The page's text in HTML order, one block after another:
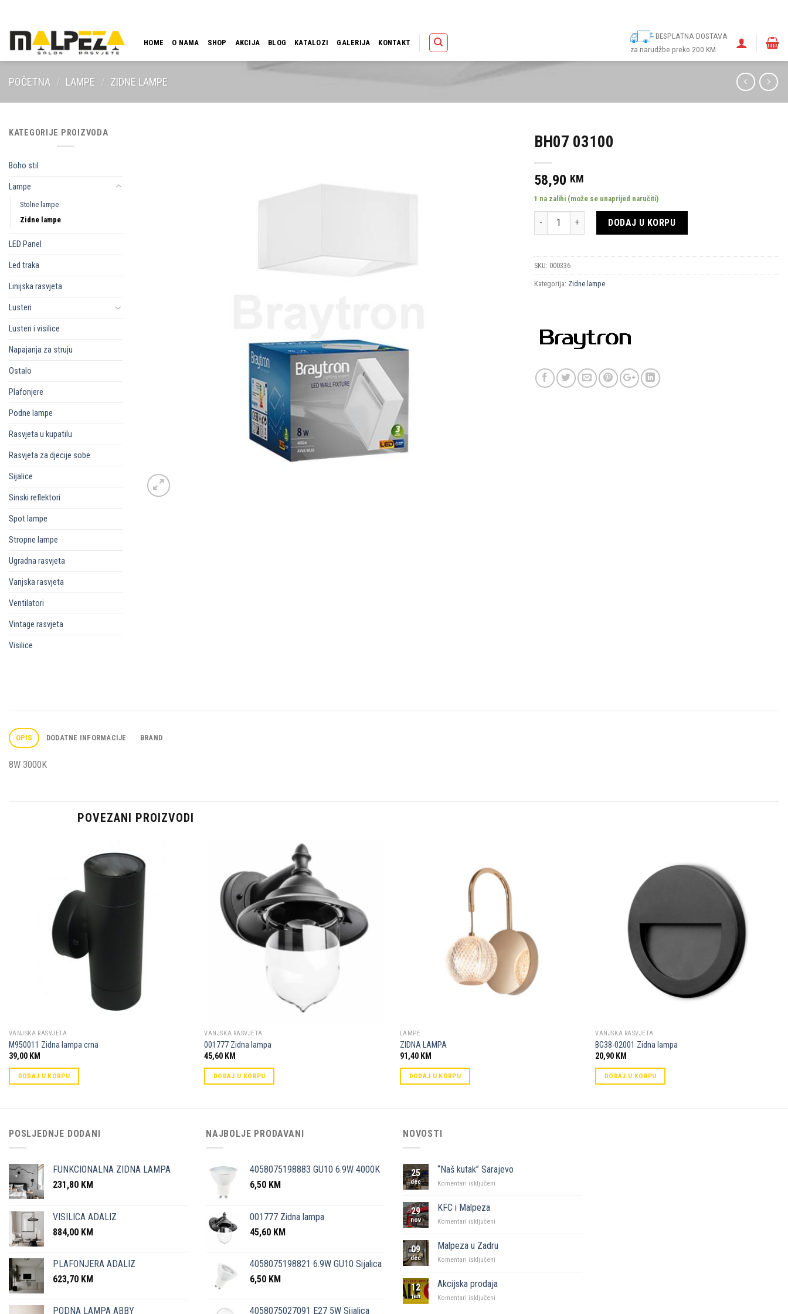
content
HOME O NAMA SHOP AKCIJA BLOG KATALOZI GALERIJA KONTAKT
BESPLATNA DOSTAVA
za narudžbe preko 200 KM
POČETNA / LAMPE / ZIDNE LAMPE
KATEGORIJE PROIZVODA
Boho stil
Lampe
Stolne lampe
Zidne lampe
LED Panel
Led traka
Linijska rasvjeta
Lusteri
Lusteri i visilice
Napajanja za struju
Ostalo
Plafonjere
Podne lampe
Rasvjeta u kupatilu
Rasvjeta za djecije sobe
Sijalice
Sinski reflektori
Spot lampe
Stropne lampe
Ugradna rasvjeta
Vanjska rasvjeta
Ventilatori
Vintage rasvjeta
Visilice
BH07 03100
58,90 KM
1 na zalihi (može se unaprijed naručiti)
Količina DODAJ U KORPU
SKU: 000336
Kategorija: Zidne lampe
OPIS DODATNE INFORMACIJE BRAND
8W 3000K
POVEZANI PROIZVODI
VANJSKA RASVJETA
M950011 Zidna lampa crna
39,00 KM
DODAJ U KORPU
VANJSKA RASVJETA
001777 Zidna lampa
45,60 KM
DODAJ U KORPU
LAMPE
ZIDNA LAMPA
91,40 KM
DODAJ U KORPU
VANJSKA RASVJETA
BG38-02001 Zidna lampa
20,90 KM
DODAJ U KORPU
POSLJEDNJE DODANI
FUNKCIONALNA ZIDNA LAMPA
231,80 KM
VISILICA ADALIZ
884,00 KM
PLAFONJERA ADALIZ
623,70 KM
PODNA LAMPA ABBY
NAJBOLJE PRODAVANI
4058075198883 GU10 6.9W 4000K
6,50 KM
001777 Zidna lampa
45,60 KM
4058075198821 6.9W GU10 Sijalica
6,50 KM
4058075027091 E27 5W Sijalica
NOVOSTI
25
dec
“Naš kutak” Sarajevo
Komentari isključeni
29
nov
KFC i Malpeza
Komentari isključeni
Malpeza
09
dec
Malpeza u Zadru
Komentari isključeni
Zadru
12
jan
Akcijska prodaja
Komentari isključeni